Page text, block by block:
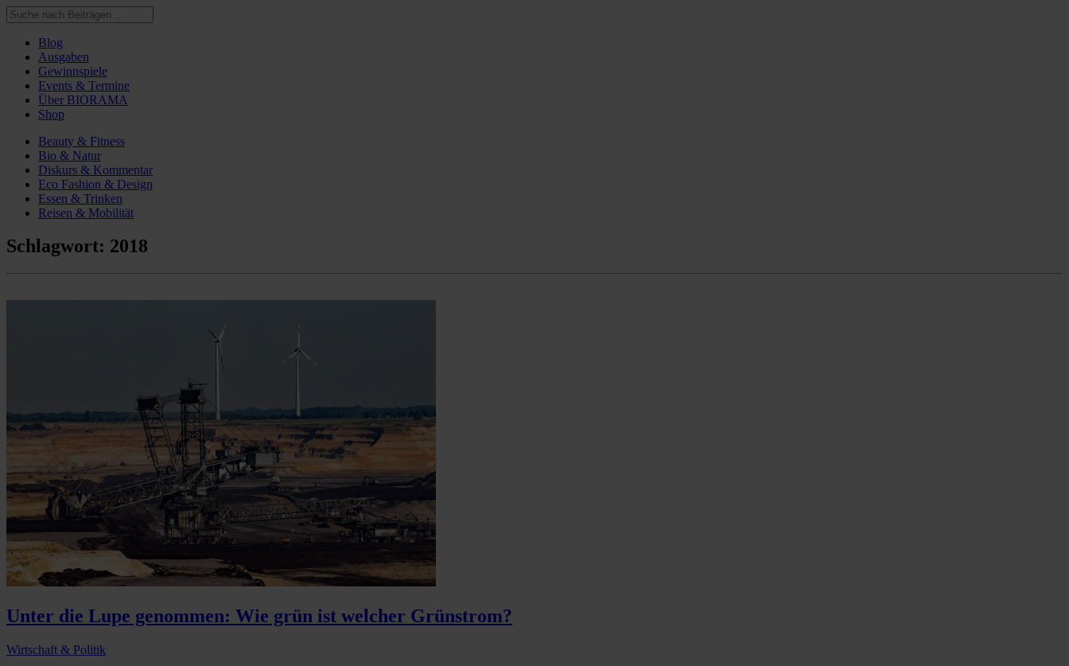
Blog
Ausgaben
Gewinnspiele
Events & Termine
Über BIORAMA
Shop
Beauty & Fitness
Bio & Natur
Diskurs & Kommentar
Eco Fashion & Design
Essen & Trinken
Reisen & Mobilität
Schlagwort: 2018
Unter die Lupe genommen: Wie grün ist welcher Grünstrom?
Wirtschaft & Politik